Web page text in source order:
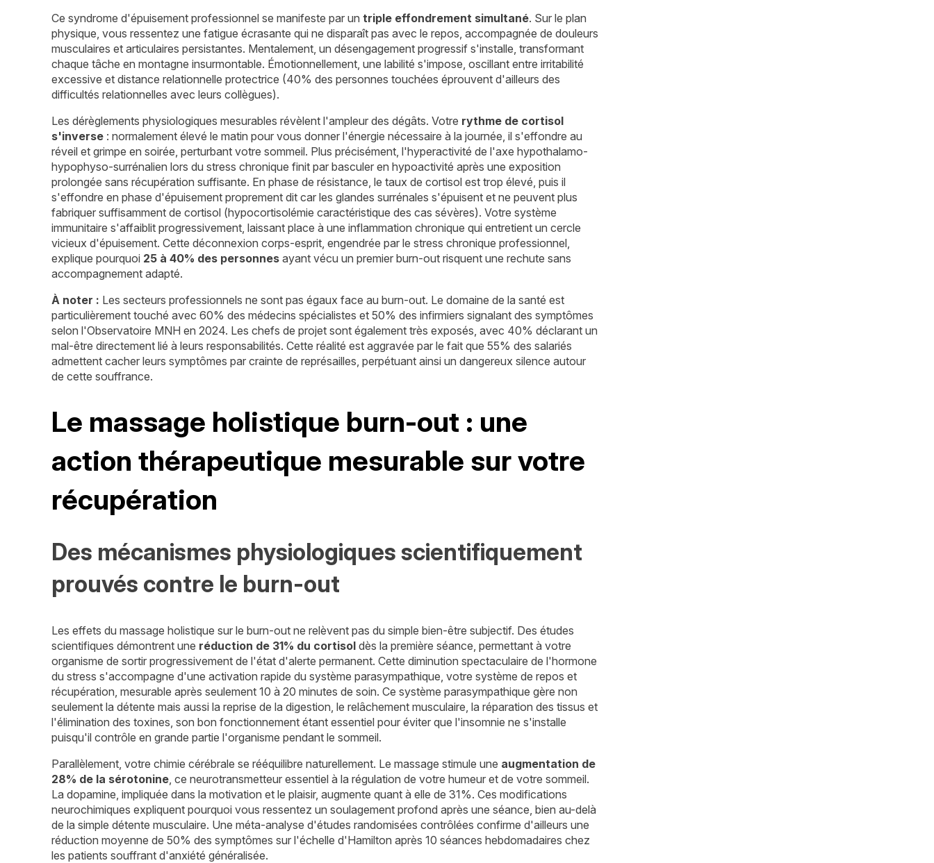
Ce syndrome d'épuisement professionnel se manifeste par untriple effondrement simultané. Sur le plan
physique, vous ressentez une fatigue écrasante qui ne disparaît pas avec le repos, accompagnée de douleurs
musculaires et articulaires persistantes. Mentalement, un désengagement progressif s'installe, transformant
chaque tâche en montagne insurmontable. Émotionnellement, une labilité s'impose, oscillant entre irritabilité
excessive et distance relationnelle protectrice (40% des personnes touchées éprouvent d'ailleurs des
difficultés relationnelles avec leurs collègues).
Les dérèglements physiologiques mesurables révèlent l'ampleur des dégâts. Votre rythme de cortisol
s'inverse : normalement élevé le matin pour vous donner l'énergie nécessaire à la journée, il s'effondre au
réveil et grimpe en soirée, perturbant votre sommeil. Plus précisément, l'hyperactivité de l'axe hypothalamo-
hypophyso-surrénalien lors du stress chronique finit par basculer en hypoactivité après une exposition
prolongée sans récupération suffisante. En phase de résistance, le taux de cortisol est trop élevé, puis il
s'effondre en phase d'épuisement proprement dit car les glandes surrénales s'épuisent et ne peuvent plus
fabriquer suffisamment de cortisol (hypocortisolémie caractéristique des cas sévères). Votre système
immunitaire s'affaiblit progressivement, laissant place à une inflammation chronique qui entretient un cercle
vicieux d'épuisement. Cette déconnexion corps-esprit, engendrée par le stress chronique professionnel,
explique pourquoi 25 à 40% des personnes ayant vécu un premier burn-out risquent une rechute sans
accompagnement adapté.
À noter : Les secteurs professionnels ne sont pas égaux face au burn-out. Le domaine de la santé est
particulièrement touché avec 60% des médecins spécialistes et 50% des infirmiers signalant des symptômes
selon l'Observatoire MNH en 2024. Les chefs de projet sont également très exposés, avec 40% déclarant un
mal-être directement lié à leurs responsabilités. Cette réalité est aggravée par le fait que 55% des salariés
admettent cacher leurs symptômes par crainte de représailles, perpétuant ainsi un dangereux silence autour
de cette souffrance.
Le massage holistique burn-out : une
action thérapeutique mesurable sur votre
récupération
Des mécanismes physiologiques scientifiquement
prouvés contre le burn-out
Les effets du massage holistique sur le burn-out ne relèvent pas du simple bien-être subjectif. Des études
scientifiques démontrent une réduction de 31% du cortisol dès la première séance, permettant à votre
organisme de sortir progressivement de l'état d'alerte permanent. Cette diminution spectaculaire de l'hormone
du stress s'accompagne d'une activation rapide du système parasympathique, votre système de repos et
récupération, mesurable après seulement 10 à 20 minutes de soin. Ce système parasympathique gère non
seulement la détente mais aussi la reprise de la digestion, le relâchement musculaire, la réparation des tissus et
l'élimination des toxines, son bon fonctionnement étant essentiel pour éviter que l'insomnie ne s'installe
puisqu'il contrôle en grande partie l'organisme pendant le sommeil.
Parallèlement, votre chimie cérébrale se rééquilibre naturellement. Le massage stimule une augmentation de
28% de la sérotonine , ce neurotransmetteur essentiel à la régulation de votre humeur et de votre sommeil.
La dopamine, impliquée dans la motivation et le plaisir, augmente quant à elle de 31%. Ces modifications
neurochimiques expliquent pourquoi vous ressentez un soulagement profond après une séance, bien au-delà
de la simple détente musculaire. Une méta-analyse d'études randomisées contrôlées confirme d'ailleurs une
réduction moyenne de 50% des symptômes sur l'échelle d'Hamilton après 10 séances hebdomadaires chez
les patients souffrant d'anxiété généralisée.